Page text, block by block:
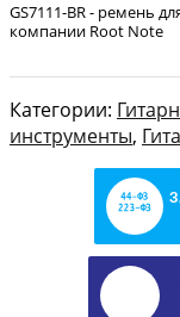
GS7111-BR - ремень
компании Root Note
Категории:
инструменты,